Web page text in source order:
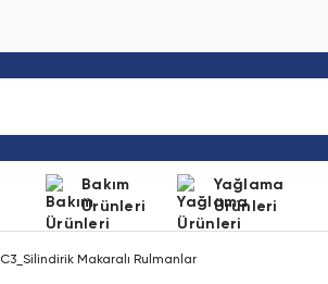
Bakım
Ürünleri
Yağlama
Ürünleri
Makaralı Rulmanlar